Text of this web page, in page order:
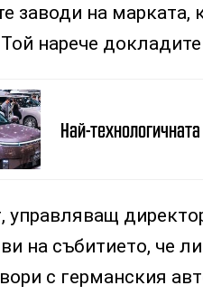
заводи на марката,
нарече докладите
Най-
управляващ
на събитието, че
с германския